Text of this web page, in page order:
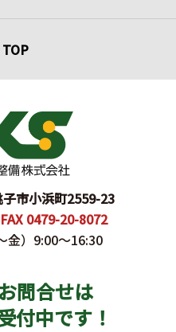
TOP
市小浜町2559-23
0479-20-8072
金）9:00～16:30
問合せは
付中です！